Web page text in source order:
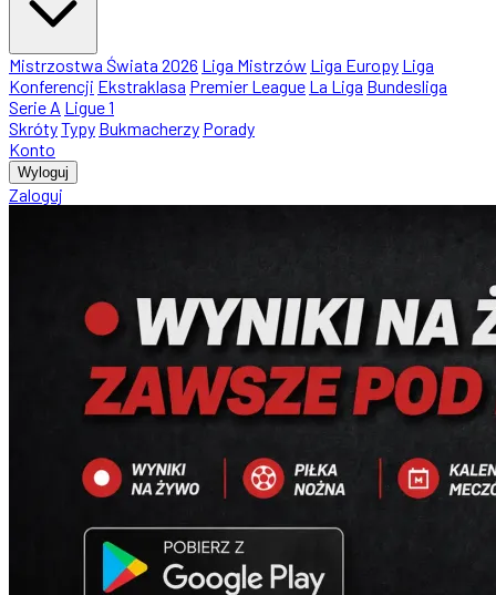
Mistrzostwa Świata 2026 Liga Mistrzów Liga Europy Liga
Konferencji Ekstraklasa Premier League La Liga Bundesliga
Serie A Ligue 1
SkrótyTypy Bukmacherzy Porady
Konto
Wyloguj
Zaloguj